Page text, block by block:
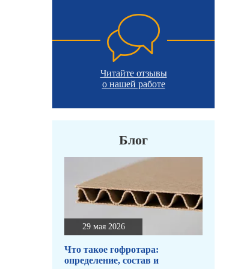
Читайте отзывы
о нашей работе
Блог
29 мая 2026
Что такое гофротара:
определение, состав и